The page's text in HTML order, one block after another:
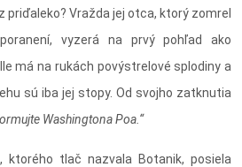
priďaleko? Vražda jej otca, ktorý zomrel
vyzerá na prvý pohľad ako
má na rukách povýstrelové splodiny a
sú iba jej stopy. Od svojho zatknutia
Washingtona Poa.“
ktorého tlač nazvala Botanik, posiela